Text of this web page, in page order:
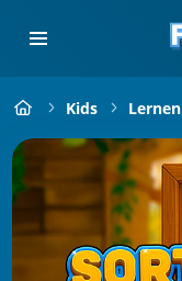
Kids Lernen